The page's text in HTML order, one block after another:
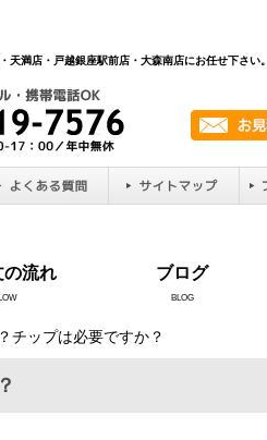
満店・戸越銀座駅前店・大森南店にお任せ下さい。
の流れ ブログ
BLOG
チップは必要ですか？